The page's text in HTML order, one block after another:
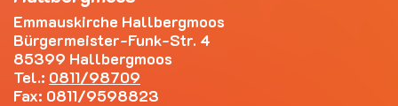
Emmauskirche Hallbergmoos
Bürgermeister-Funk-Str. 4
85399 Hallbergmoos
Tel.: 0811/98709
Fax: 0811/9598823